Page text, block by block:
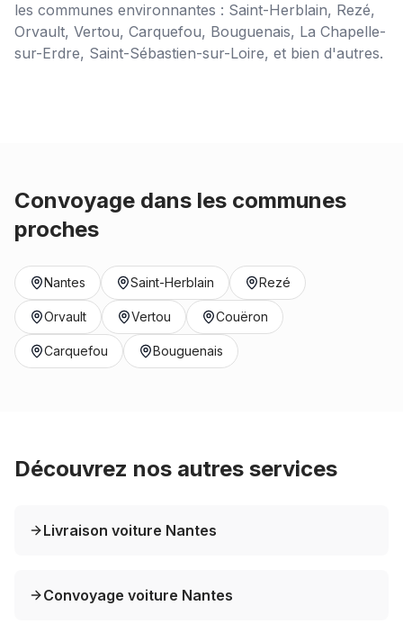
les communes environnantes : Saint-Herblain, Rezé,
Orvault, Vertou, Carquefou, Bouguenais, La Chapelle-
sur-Erdre, Saint-Sébastien-sur-Loire, et bien d'autres.
Convoyage dans les communes
proches
Nantes Saint-Herblain Rezé
Orvault Vertou Couëron
Carquefou Bouguenais
Découvrez nos autres services
Livraison voiture Nantes
Convoyage voiture Nantes